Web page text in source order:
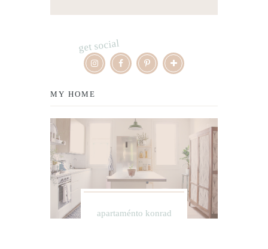
get social
MY HOME
apartaménto konrad